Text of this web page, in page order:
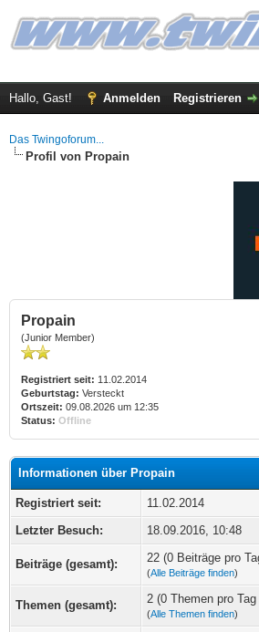
Hallo, Gast! Anmelden Registrieren
Das Twingoforum...
Profil von Propain
Propain
(Junior Member)
Registriert seit: 11.02.2014
Geburtstag: Versteckt
Ortszeit: 09.08.2026 um 12:35
Status: Offline
Informationen über Propain
Registriert seit:
11.02.2014
Letzter Besuch:
18.09.2016, 10:48
Beiträge (gesamt): 22 (0 Beiträge pro
(Alle Beiträge finden)
Themen (gesamt): 2 (0 Themen pro
(Alle Themen finden)